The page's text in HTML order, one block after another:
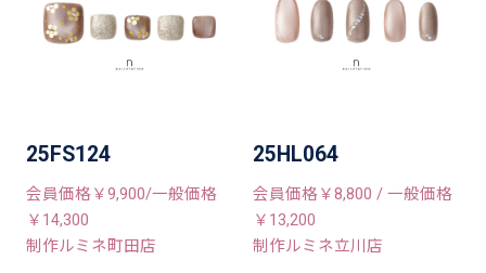
25FS124
会員価格￥9,900/一般価格
￥14,300
制作ルミネ町田店
25HL064
会員価格￥8,800 / 一般価格
￥13,200
制作ルミネ立川店